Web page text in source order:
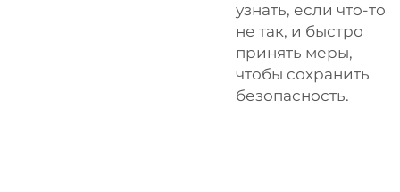
узнать, если что-то
не так, и быстро
принять меры,
чтобы сохранить
безопасность.